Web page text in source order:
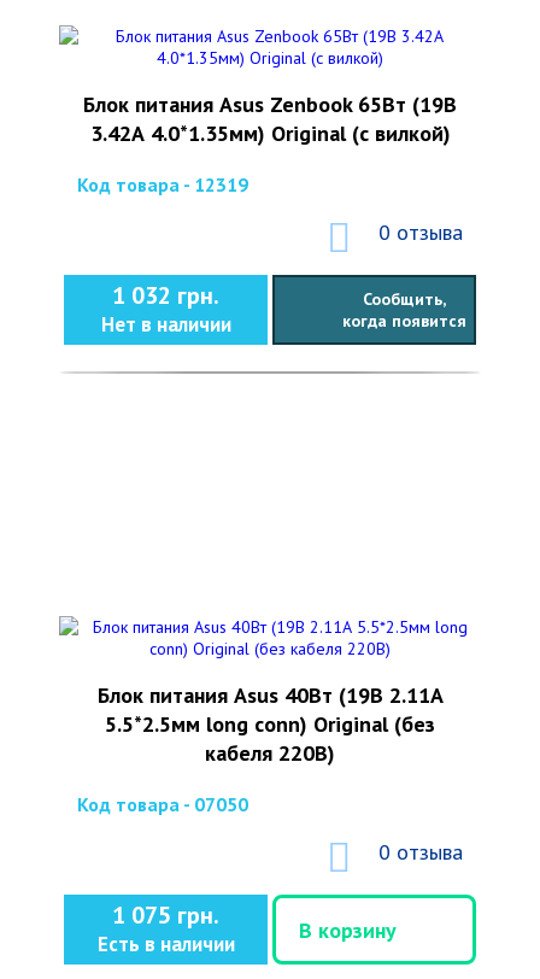
Блок питания Asus Zenbook 65Вт (19В
3.42А 4.0*1.35мм) Original (с вилкой)
Код товара - 12319
0 отзыва
1 032 грн.
Нет в наличии
Сообщить,
когда появится
Блок питания Asus 40Вт (19В 2.11А
5.5*2.5мм long conn) Original (без
кабеля 220В)
Код товара - 07050
0 отзыва
1 075 грн.
Есть в наличии
В корзину